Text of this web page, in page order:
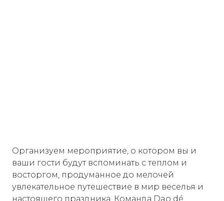
Организуем мероприятие, о котором вы и
ваши гости будут вспоминать с теплом и
восторгом, продуманное до мелочей
увлекательное путешествие в мир веселья и
настоящего праздника. Команда Dao dé